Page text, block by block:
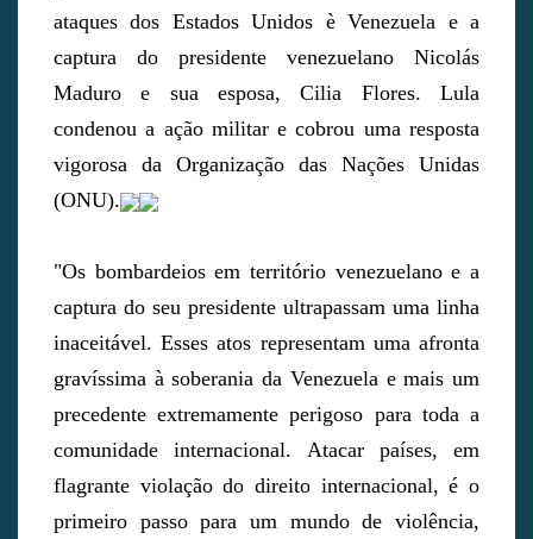
ataques dos Estados Unidos è Venezuela e a
captura do presidente venezuelano Nicolás
Maduro e sua esposa, Cilia Flores. Lula
condenou a ação militar e cobrou uma resposta
vigorosa da Organização das Nações Unidas
(ONU).
"Os bombardeios em território venezuelano e a
captura do seu presidente ultrapassam uma linha
inaceitável. Esses atos representam uma afronta
gravíssima à soberania da Venezuela e mais um
precedente extremamente perigoso para toda a
comunidade internacional. Atacar países, em
flagrante violação do direito internacional, é o
primeiro passo para um mundo de violência,